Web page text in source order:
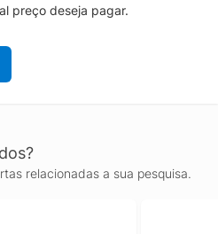
preço deseja pagar.
relacionadas a sua pesquisa.